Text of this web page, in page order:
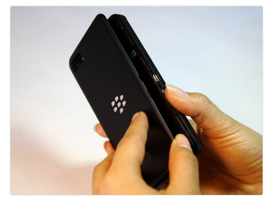
Kommentar hinzufügen
Abbrechen